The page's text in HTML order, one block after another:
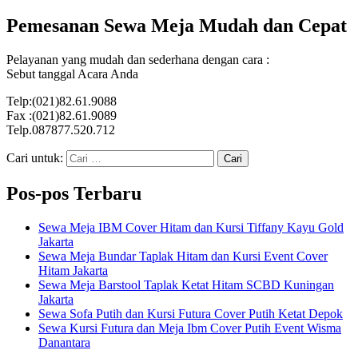
Pemesanan Sewa Meja Mudah dan Cepat
Pelayanan yang mudah dan sederhana dengan cara :
Sebut tanggal Acara Anda
Telp:(021)82.61.9088
Fax :(021)82.61.9089
Telp.087877.520.712
Cari untuk:
Pos-pos Terbaru
Sewa Meja IBM Cover Hitam dan Kursi Tiffany Kayu Gold
Jakarta
Sewa Meja Bundar Taplak Hitam dan Kursi Event Cover
Hitam Jakarta
Sewa Meja Barstool Taplak Ketat Hitam SCBD Kuningan
Jakarta
Sewa Sofa Putih dan Kursi Futura Cover Putih Ketat Depok
Sewa Kursi Futura dan Meja Ibm Cover Putih Event Wisma
Danantara